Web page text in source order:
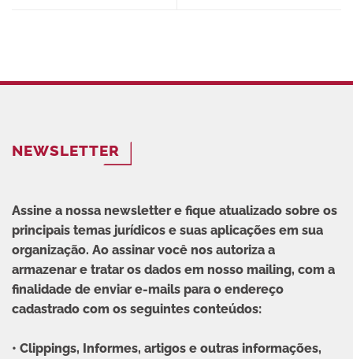
NEWSLETTER
Assine a nossa newsletter e fique atualizado sobre os
principais temas jurídicos e suas aplicações em sua
organização. Ao assinar você nos autoriza a
armazenar e tratar os dados em nosso mailing, com a
finalidade de enviar e-mails para o endereço
cadastrado com os seguintes conteúdos:
• Clippings, Informes, artigos e outras informações,